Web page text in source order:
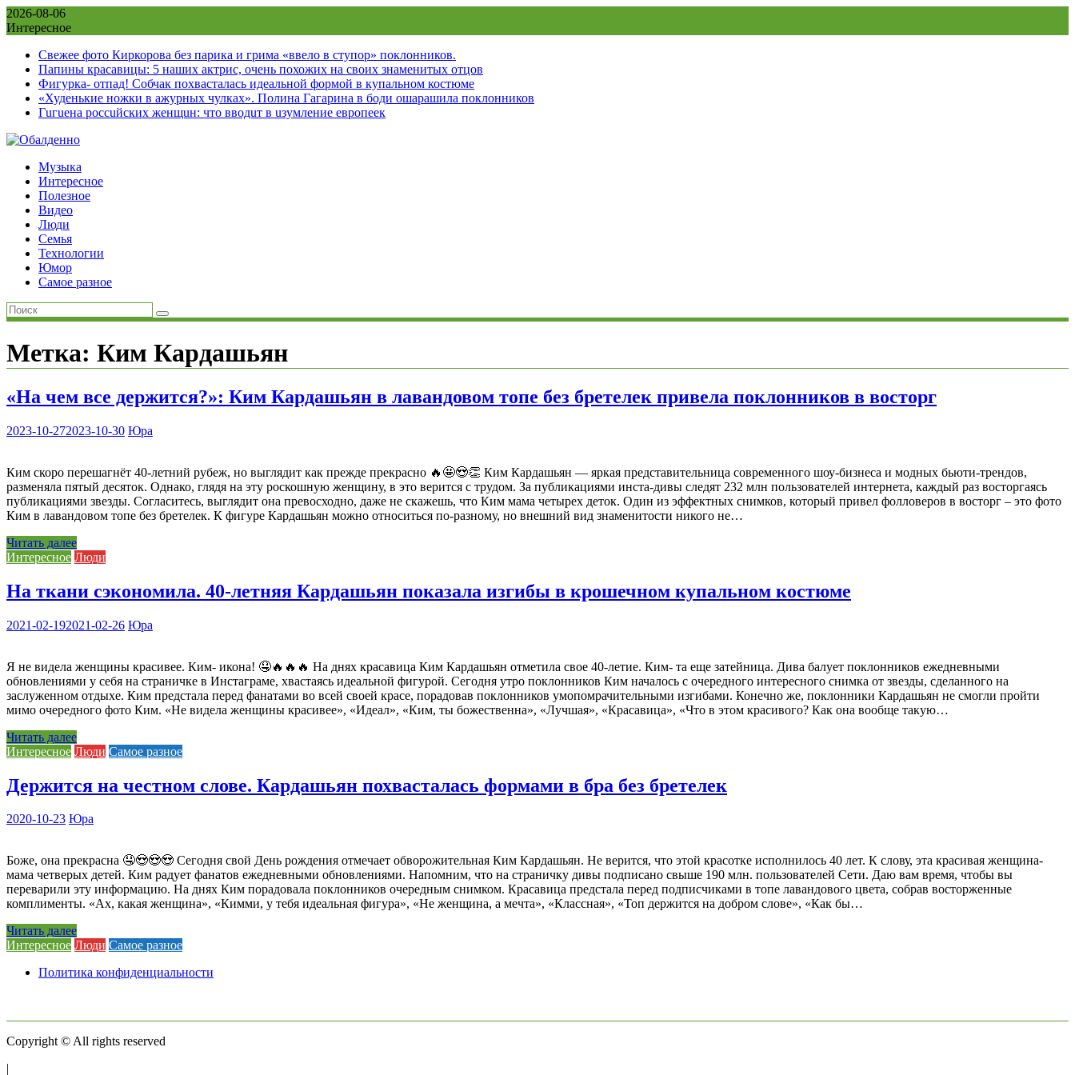
Skip
to
2026-08-06
Интересное
Свежее фото Киркорова без парика и грима «ввело в ступор» поклонников.
Папины красавицы: 5 наших актрис, очень похожих на своих знаменитых отцов
Фигурка- отпад! Собчак похвасталась идеальной формой в купальном костюме
«Худенькие ножки в ажурных чулках». Полина Гагарина в боди ошарашила поклонников
Гuгuена россuйских женщuн: что вводuт в uзумление европеек
Музыка
Интересное
Полезное
Видео
Люди
Семья
Технологии
Юмор
Самое разное
Метка: Ким Кардашьян
«На чем все держится?»: Ким Кардашьян в лавандовом топе без бретелек привела поклонников в восторг
2023-10-272023-10-30 Юра
Ким скоро перешагнёт 40-летний рубеж, но выглядит как прежде прекрасно 🔥🤩😍👏 Ким Кардашьян — яркая представительница современного шоу-бизнеса и модных бьюти-трендов,
разменяла пятый десяток. Однако, глядя на эту роскошную женщину, в это верится с трудом. За публикациями инста-дивы следят 232 млн пользователей интернета, каждый раз восторгаясь
публикациями звезды. Согласитесь, выглядит она превосходно, даже не скажешь, что Ким мама четырех деток. Один из эффектных снимков, который привел фолловеров в восторг – это фото
Ким в лавандовом топе без бретелек. К фигуре Кардашьян можно относиться по-разному, но внешний вид знаменитости никого не…
Читать далее
Интересное Люди
На ткани сэкономила. 40-летняя Кардашьян показала изгибы в крошечном купальном костюме
2021-02-192021-02-26 Юра
Я не видела женщины красивее. Ким- икона! 🤤🔥🔥🔥 На днях красавица Ким Кардашьян отметила свое 40-летие. Ким- та еще затейница. Дива балует поклонников ежедневными
обновлениями у себя на страничке в Инстаграме, хвастаясь идеальной фигурой. Сегодня утро поклонников Ким началось с очередного интересного снимка от звезды, сделанного на
заслуженном отдыхе. Ким предстала перед фанатами во всей своей красе, порадовав поклонников умопомрачительными изгибами. Конечно же, поклонники Кардашьян не смогли пройти
мимо очередного фото Ким. «Не видела женщины красивее», «Идеал», «Ким, ты божественна», «Лучшая», «Красавица», «Что в этом красивого? Как она вообще такую…
Читать далее
Интересное Люди Самое разное
Держится на честном слове. Кардашьян похвасталась формами в бра без бретелек
2020-10-23 Юра
Боже, она прекрасна 🤤😍😍😍 Сегодня свой День рождения отмечает обворожительная Ким Кардашьян. Не верится, что этой красотке исполнилось 40 лет. К слову, эта красивая женщина-
мама четверых детей. Ким радует фанатов ежедневными обновлениями. Напомним, что на страничку дивы подписано свыше 190 млн. пользователей Сети. Даю вам время, чтобы вы
переварили эту информацию. На днях Ким порадовала поклонников очередным снимком. Красавица предстала перед подписчиками в топе лавандового цвета, собрав восторженные
комплименты. «Ах, какая женщина», «Кимми, у тебя идеальная фигура», «Не женщина, а мечта», «Классная», «Топ держится на добром слове», «Как бы…
Читать далее
Интересное Люди Самое разное
Политика конфиденциальности
Copyright © All rights reserved
|